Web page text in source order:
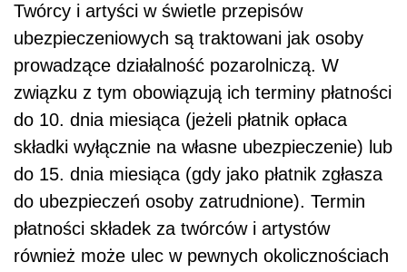
Twórcy i artyści w świetle przepisów
ubezpieczeniowych są traktowani jak osoby
prowadzące działalność pozarolniczą. W
związku z tym obowiązują ich terminy płatności
do 10. dnia miesiąca (jeżeli płatnik opłaca
składki wyłącznie na własne ubezpieczenie) lub
do 15. dnia miesiąca (gdy jako płatnik zgłasza
do ubezpieczeń osoby zatrudnione). Termin
płatności składek za twórców i artystów
również może ulec w pewnych okolicznościach